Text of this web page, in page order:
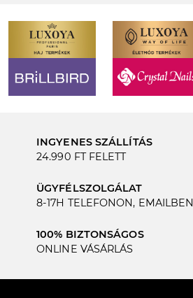
INGYENES SZÁLLÍTÁS
24.990 FT FELETT
ÜGYFÉLSZOLGÁLAT
8-17H TELEFONON, EMAILBEN
100% BIZTONSÁGOS
ONLINE VÁSÁRLÁS